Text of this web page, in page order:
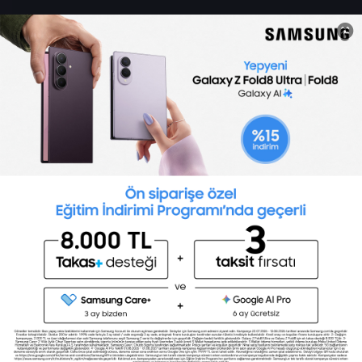
Sertifika Programları
Yetenek Testleri
Toptalent Marka ve İnsan Kaynakları Danışmanlığı Limited Şirketi Özel İstihdam Bürosu
Olarak 11 / 11 / 2024 - 10 / 11 / 2027 tarihleri arasında faaliyette bulunmak üzere, Türkiye İş
Kurumu tarafından 05.11.2024 tarih ve 16998526 sayılı karar uyarınca 1251 nolu belge ile faaliyet
göstermektedir.Toptalent İş İlanları için tıklayın. 4904 sayılı kanun uyarınca iş arayanlardan
ücret alınmayacak ve menfaat temin edilmeyecektir.
Türkiye İş Kurumu İstanbul İl Müdürlüğü: 0 212 249 29 87 | Türkiye iş Kurumu İstanbul Çalışma
ve İş Kurumu Bahçelievler Hizmet Merkezi
Toptalent 2026 © Tüm Hakları Saklıdır.